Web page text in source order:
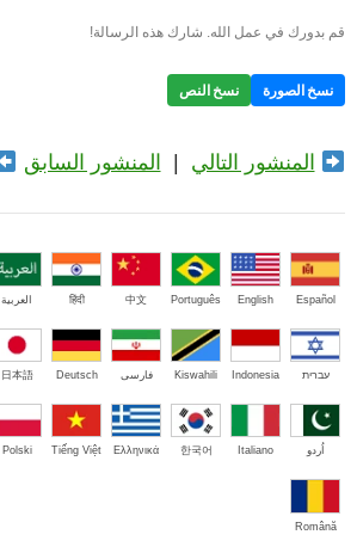
قم بدورك في عمل الله. شارك هذه الرسالة!
نسخ الصورة نسخ النص
المنشور التالي المنشور السابق
Español
English
Português
中文
हिंदी العربية
עברית Indonesia
Kiswahili فارسی Deutsch
日本語
اُردو Italiano
한국어
Ελληνικά
Tiếng Việt
Polski
Română